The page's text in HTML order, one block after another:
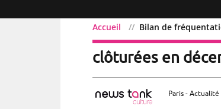
Accueil Bilan de
Exclusif
Bilan de
clôturées en
Paris - Actualité